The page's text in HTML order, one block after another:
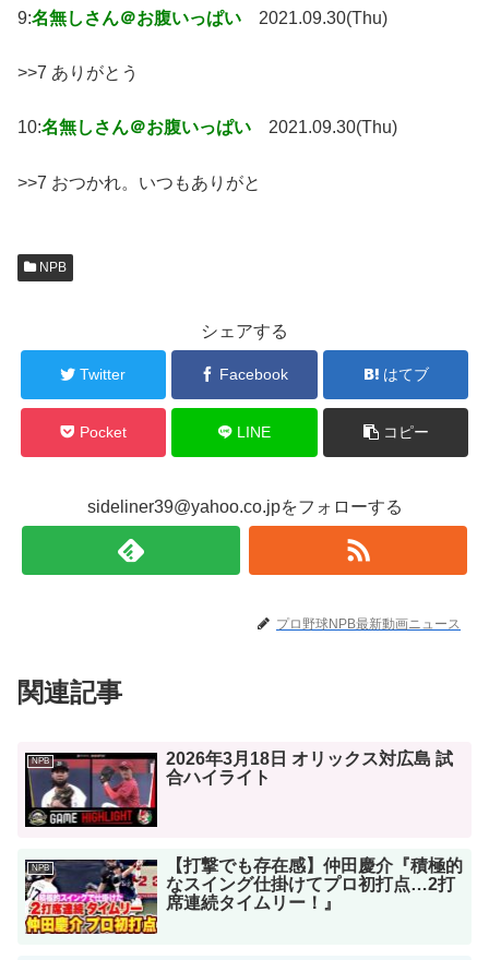
9:名無しさん＠お腹いっぱい 2021.09.30(Thu)
>>7 ありがとう
10:名無しさん＠お腹いっぱい 2021.09.30(Thu)
>>7 おつかれ。いつもありがと
NPB
シェアする
Twitter Facebook はてブ
Pocket LINE コピー
sideliner39@yahoo.co.jpをフォローする
プロ野球NPB最新動画ニュース
関連記事
NPB
2026年3月18日 オリックス対広島 試
合ハイライト
NPB
【打撃でも存在感】仲田慶介『積極的
なスイング仕掛けてプロ初打点…2打
席連続タイムリー！』